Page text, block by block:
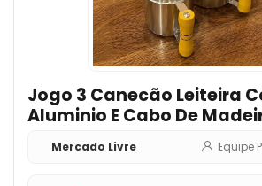
Jogo 3 Canecão Leiteira
Aluminio E Cabo De
Mercado Livre Equipe